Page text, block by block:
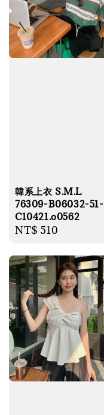
韓系上衣 S.M.L
76309-B06032-51-
C10421.o0562
Regular
NT$ 510